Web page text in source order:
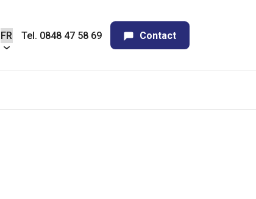
Tel. 0848 47 58 69 Contact